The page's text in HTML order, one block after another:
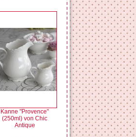
Kanne "Provence"
(250ml) von Chic
Antique